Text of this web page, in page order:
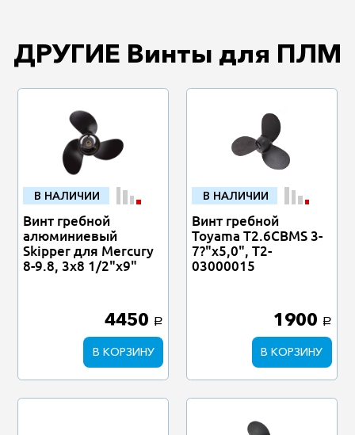
ДРУГИЕ Винты для ПЛМ
В НАЛИЧИИ
Винт гребной
алюминиевый
Skipper для Mercury
8-9.8, 3x8 1/2"x9"
4450 a
В КОРЗИНУ
В НАЛИЧИИ
Винт гребной
Toyama T2.6CBMS 3-
7?"х5,0", T2-
03000015
1900 a
В КОРЗИНУ